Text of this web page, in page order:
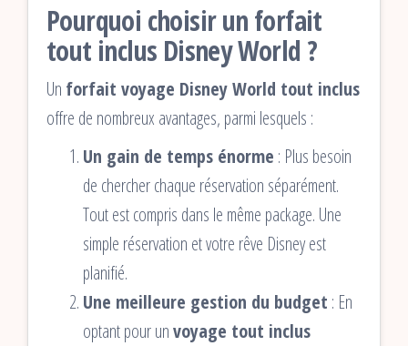
Pourquoi choisir un forfait
tout inclus Disney World ?
Un forfait voyage Disney World tout inclus
offre de nombreux avantages, parmi lesquels :
Un gain de temps énorme : Plus besoin
de chercher chaque réservation séparément.
Tout est compris dans le même package. Une
simple réservation et votre rêve Disney est
planifié.
Une meilleure gestion du budget : En
optant pour unvoyage tout inclus